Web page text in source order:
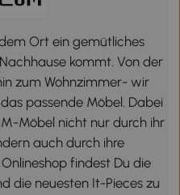
Ort ein gemütliches
kommt. Von der
zum Wohnzimmer- wir
passende Möbel. Dabei
Möbel nicht nur durch ihr
auch durch ihre
findest Du die
die neuesten It-Pieces zu